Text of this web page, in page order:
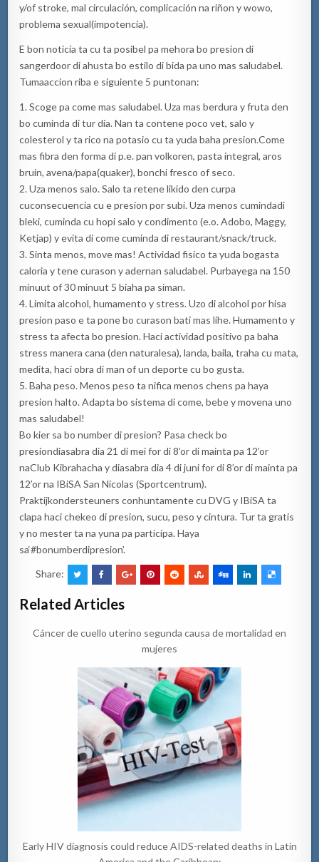
y/of stroke,mal circulación, complicación nariñon ywowo,
problema sexual(impotencia).
E bon noticiata cu ta posibel pa mehora bo presion di
sangerdoordiahusta bo estilo dibida pa unomas saludabel.
Tumaaccion riba e siguiente 5puntonan:
1.Scogepa comemas saludabel.Uza masberdura y fruta den
bo cuminda di turdia.Nan ta contenepocovet, salo y
colesterol yta rico na potasiocu ta yuda baha presion.Come
mas fibraden forma dip.e.panvolkoren, pasta integral,aros
bruin,avena/papa(quaker),bonchifresco of seco.
2.Uza menos salo.Salota retenelikido dencurpa
cuconsecuenciacu epresion por subi.Uza menos cumindadi
bleki, cuminda cu hopi saloy condimento (e.o. Adobo,Maggy,
Ketjap) y evita di comecuminda di restaurant/snack/truck.
3.Sinta menos,movemas! Actividadfsico ta yuda bogasta
caloria ytenecurason yadernan saludabel. Purbayega na 150
minuut of30minuut 5biaha pa siman.
4.Limita alcohol,humamento y stress.Uzo di alcoholporhisa
presion paso eta ponebo curason batimaslihe.Humamento y
stressta afectabo presion.Haciactividad positivopa baha
stress manera cana(dennaturalesa), landa, baila, traha cu mata,
medita,haciobra diman of un deportecu bo gusta.
5.Baha peso.Menos pesota nifica menoschens pa haya
presion halto.Adaptabo sistema di come, bebe ymovena uno
mas saludabel!
Bokier sa bo number dipresion? Pasa checkbo
presiondiasabra dia 21 dimeifor di 8’or dimainta pa 12’or
naClub Kibrahacha ydiasabra dia 4 dijunifor di 8’or dimainta pa
12’orna IBiSA San Nicolas (Sportcentrum).
Praktijkondersteuners conhuntamentecu DVG y IBiSA ta
clapahacichekeo dipresion, sucu, peso ycintura. Tur ta gratis
y nomestertana yuna paparticipa.Haya
sa‘#bonumberdipresion’.
Share:
Related Articles
Cáncer de cuello uterino segunda causa de mortalidad en
mujeres
Early HIV diagnosis could reduce AIDS-related deaths in Latin